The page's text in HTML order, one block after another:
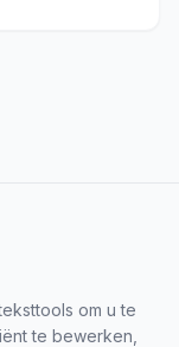
om u te
te bewerken,